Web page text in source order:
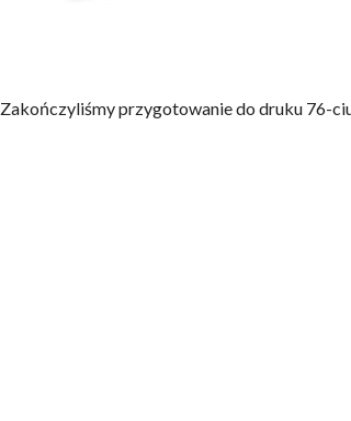
Zakończyliśmy przygotowanie do druku 76-